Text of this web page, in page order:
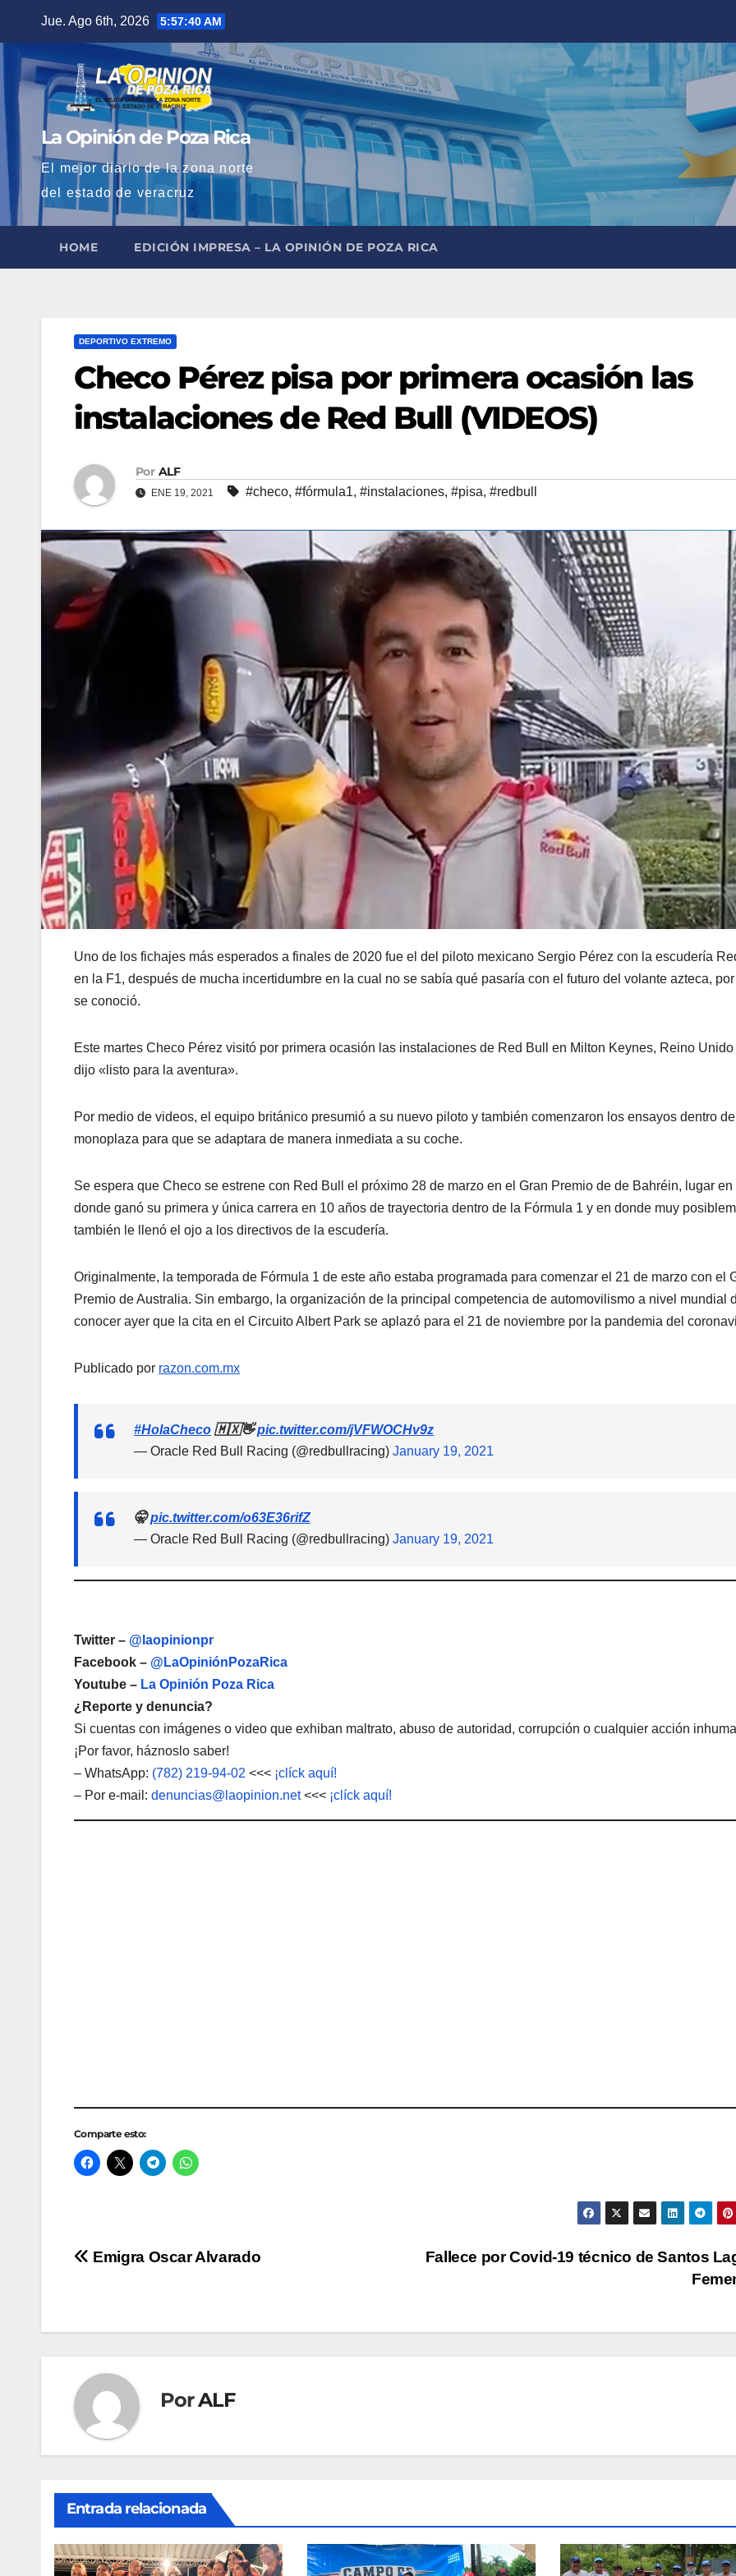
contenido
Jue. Ago 6th, 2026 5:57:41 AM
La Opinión de Poza Rica
El mejor diario de la zona norte
del estado de veracruz
HOME EDICIÓN IMPRESA – LA OPINIÓN DE POZA RICA
DEPORTIVO EXTREMO
Checo Pérez pisa por primera ocasión las
instalaciones de Red Bull (VIDEOS)
Por ALF
ENE 19, 2021 #checo, #fórmula1, #instalaciones, #pisa, #redbull
Uno de los fichajes más esperados a finales de 2020 fue el del piloto mexicano Sergio Pérez con la escudería
en la F1, después de mucha incertidumbre en la cual no se sabía qué pasaría con el futuro del volante azteca,
se conoció.
Este martes Checo Pérez visitó por primera ocasión las instalaciones de Red Bull en Milton Keynes, Reino Unido
dijo «listo para la aventura».
Por medio de videos, el equipo británico presumió a su nuevo piloto y también comenzaron los ensayos dentro
monoplaza para que se adaptara de manera inmediata a su coche.
Se espera que Checo se estrene con Red Bull el próximo 28 de marzo en el Gran Premio de de Bahréin, lugar en
donde ganó su primera y única carrera en 10 años de trayectoria dentro de la Fórmula 1 y en donde muy
también le llenó el ojo a los directivos de la escudería.
Originalmente, la temporada de Fórmula 1 de este año estaba programada para comenzar el 21 de marzo con el
Premio de Australia. Sin embargo, la organización de la principal competencia de automovilismo a nivel mundial
conocer ayer que la cita en el Circuito Albert Park se aplazó para el 21 de noviembre por la pandemia del
Publicado por razon.com.mx
#HolaCheco 🇲🇽👋pic.twitter.com/jVFWOCHv9z
— Oracle Red Bull Racing (@redbullracing) January 19, 2021
🤫pic.twitter.com/o63E36rifZ
— Oracle Red Bull Racing (@redbullracing) January 19, 2021
Twitter – @laopinionpr
Facebook – @LaOpiniónPozaRica
Youtube – La Opinión Poza Rica
¿Reporte y denuncia?
Si cuentas con imágenes o video que exhiban maltrato, abuso de autoridad, corrupción o cualquier acción
¡Por favor, háznoslo saber!
– WhatsApp: (782) 219-94-02 <<< ¡clíck aquí!
– Por e-mail: denuncias@laopinion.net<<< ¡clíck aquí!
Navegación
entradas
Fallece por Covid-19 técnico de Santos
Emigra Oscar Alvarado
PorALF